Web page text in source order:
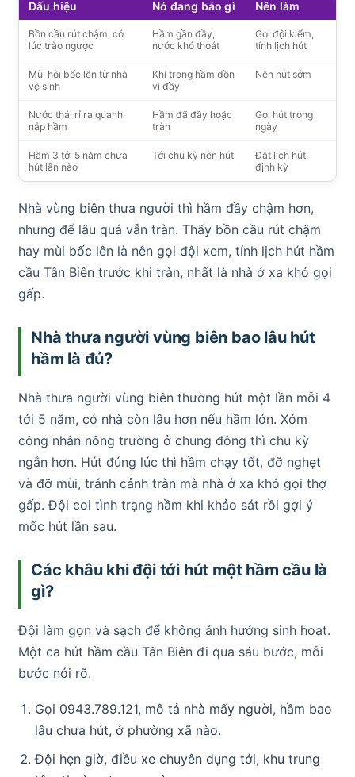
Dấu hiệu Nó đang báo gì Nên làm
Bồn cầu rút chậm, có
lúc trào ngược
Hầm gần đầy,
nước khó thoát
Gọi đội kiểm,
tính lịch hút
Mùi hôi bốc lên từ nhà
vệ sinh
Khí trong hầm dồn
vì đầy
Nên hút sớm
Nước thải rỉ ra quanh
nắp hầm
Hầm đã đầy hoặc
tràn
Gọi hút trong
ngày
Hầm 3 tới 5 năm chưa
hút lần nào
Tới chu kỳ nên hút
Đặt lịch hút
định kỳ
Nhà vùng biên thưa người thì hầm đầy chậm hơn,
nhưng để lâu quá vẫn tràn. Thấy bồn cầu rút chậm
hay mùi bốc lên là nên gọi đội xem, tính lịch hút hầm
cầu Tân Biên trước khi tràn, nhất là nhà ở xa khó gọi
gấp.
Nhà thưa người vùng biên bao lâu hút
hầm là đủ?
Nhà thưa người vùng biên thường hút một lần mỗi 4
tới 5 năm, có nhà còn lâu hơn nếu hầm lớn. Xóm
công nhân nông trường ở chung đông thì chu kỳ
ngắn hơn. Hút đúng lúc thì hầm chạy tốt, đỡ nghẹt
và đỡ mùi, tránh cảnh tràn mà nhà ở xa khó gọi thợ
gấp. Đội coi tình trạng hầm khi khảo sát rồi gợi ý
mốc hút lần sau.
Các khâu khi đội tới hút một hầm cầu là
gì?
Đội làm gọn và sạch để không ảnh hưởng sinh hoạt.
Một ca hút hầm cầu Tân Biên đi qua sáu bước, mỗi
bước nói rõ.
Gọi 0943.789.121, mô tả nhà mấy người, hầm bao
lâu chưa hút, ở phường xã nào.
Đội hẹn giờ, điều xe chuyên dụng tới, khu trung